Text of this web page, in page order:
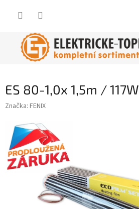
ES 80-1,0x 1,5m / 117W
Značka: FENIX